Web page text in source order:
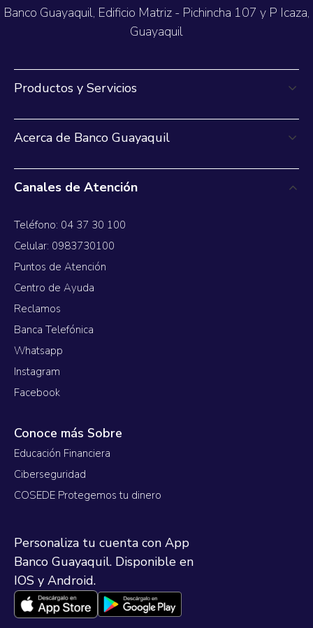
Banco Guayaquil, Edificio Matriz - Pichincha 107 y P Icaza,
Guayaquil
Productos y Servicios
Acerca de Banco Guayaquil
Canales de Atención
Teléfono: 04 37 30 100
Celular: 0983730100
Puntos de Atención
Centro de Ayuda
Reclamos
Banca Telefónica
Whatsapp
Instagram
Facebook
Conoce más Sobre
Educación Financiera
Ciberseguridad
COSEDE Protegemos tu dinero
Personaliza tu cuenta con App
Banco Guayaquil. Disponible en
IOS y Android.